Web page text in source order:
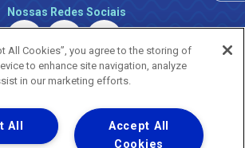
Nossas Redes Sociais
Uma empresa
Copyright ® 2026 - Todos os Direitos Reservados.
All Cookies”, you agree to the storing of
to enhance site navigation, analyze
in our marketing efforts.
Accept All
Cookies
All